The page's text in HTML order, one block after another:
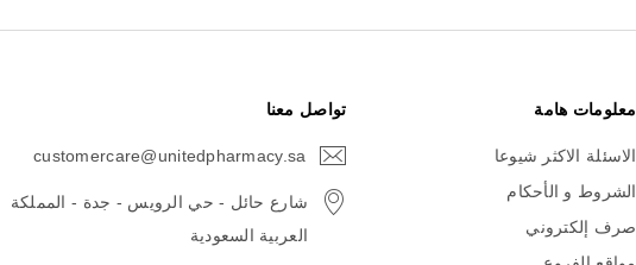
معلومات هامة
الاسئلة الاكثر شيوعا
الشروط و الأحكام
صرف إلكتروني
تواصل معنا
customercare@unitedpharmacy.sa
شارع حائل - حي الرويس - جدة - المملكة
العربية السعودية